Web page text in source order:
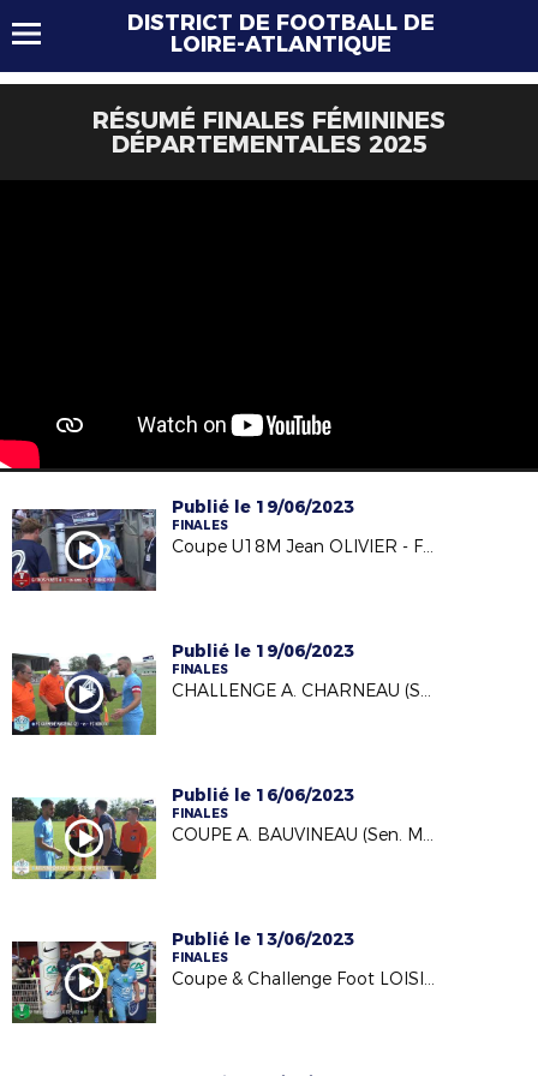
DISTRICT DE FOOTBALL DE
LOIRE-ATLANTIQUE
RÉSUMÉ FINALES FÉMININES
DÉPARTEMENTALES 2025
Publié le 19/06/2023
FINALES
Coupe U18M Jean OLIVIER - FINALES 2023 (11/06/23)
Publié le 19/06/2023
FINALES
CHALLENGE A. CHARNEAU (Sen. Masc.)- FINALES 2023 (11/06/23)
Publié le 16/06/2023
FINALES
COUPE A. BAUVINEAU (Sen. Masc.)- FINALES 2023 (11/06/23)
Publié le 13/06/2023
FINALES
Coupe & Challenge Foot LOISIR- Finales 2023 (29/05/23)